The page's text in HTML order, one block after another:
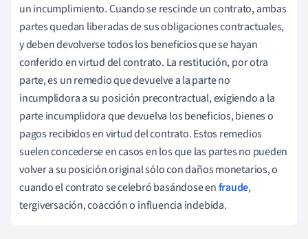
un incumplimiento. Cuando se rescinde un contrato, ambas
partes quedan liberadas de sus obligaciones contractuales,
y deben devolverse todos los beneficios que se hayan
conferido en virtud del contrato. La restitución, por otra
parte, es un remedio que devuelve a la parte no
incumplidora a su posición precontractual, exigiendo a la
parte incumplidora que devuelva los beneficios, bienes o
pagos recibidos en virtud del contrato. Estos remedios
suelen concederse en casos en los que las partes no pueden
volver a su posición original sólo con daños monetarios, o
cuando el contrato se celebró basándose enfraude,
tergiversación, coacción o influencia indebida.